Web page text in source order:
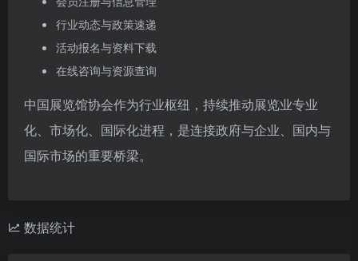
行业动态与政策速递
活动报名与资料下载
在线咨询与资源查询
中国展览馆协会作为行业枢纽，持续推动展览业专业
化、市场化、国际化进程，是连接政府与企业、国内与
国际市场的重要桥梁。
数据统计